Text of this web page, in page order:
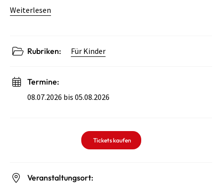
Weiterlesen
Rubriken: Für Kinder
Termine:
08.07.2026 bis 05.08.2026
Tickets kaufen
Veranstaltungsort: